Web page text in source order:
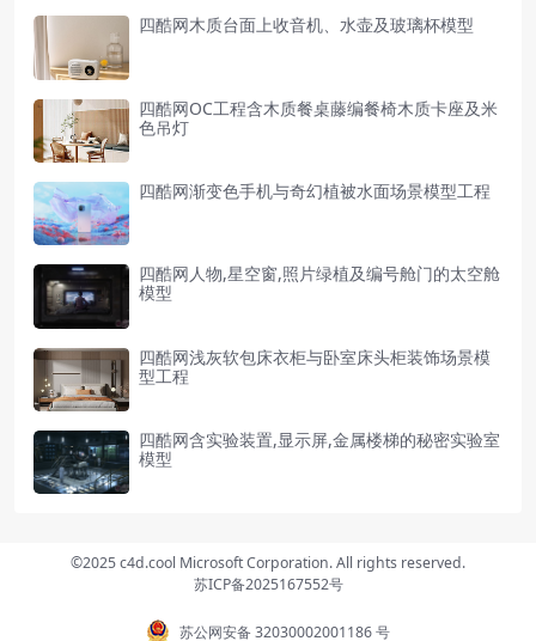
四酷网木质台面上收音机、水壶及玻璃杯模型
四酷网OC工程含木质餐桌藤编餐椅木质卡座及米
色吊灯
四酷网渐变色手机与奇幻植被水面场景模型工程
四酷网人物,星空窗,照片绿植及编号舱门的太空舱
模型
四酷网浅灰软包床衣柜与卧室床头柜装饰场景模
型工程
四酷网含实验装置,显示屏,金属楼梯的秘密实验室
模型
©2025 c4d.cool Microsoft Corporation. All rights reserved.
苏ICP备2025167552号
苏公网安备 32030002001186 号